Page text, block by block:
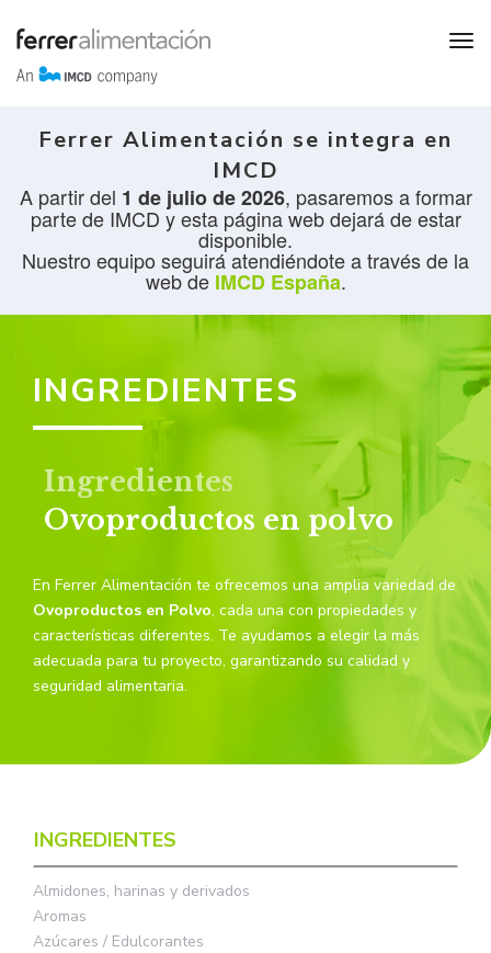
Ferrer Alimentación se integra en
IMCD
A partir del 1 de julio de 2026, pasaremos a formar
parte de IMCD y esta página web dejará de estar
disponible.
Nuestro equipo seguirá atendiéndote a través de la
web de IMCD España.
INGREDIENTES
Ingredientes
Ovoproductos en polvo
En Ferrer Alimentación te ofrecemos una amplia variedad de
Ovoproductos en Polvo, cada una con propiedades y
características diferentes. Te ayudamos a elegir la más
adecuada para tu proyecto, garantizando su calidad y
seguridad alimentaria.
INGREDIENTES
Almidones, harinas y derivados
Aromas
Azúcares / Edulcorantes